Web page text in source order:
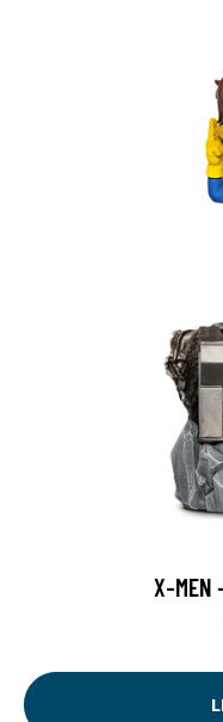
X-MEN